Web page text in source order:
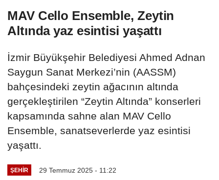
MAV Cello Ensemble, Zeytin
Altında yaz esintisi yaşattı
İzmir Büyükşehir Belediyesi Ahmed Adnan
Saygun Sanat Merkezi’nin (AASSM)
bahçesindeki zeytin ağacının altında
gerçekleştirilen “Zeytin Altında” konserleri
kapsamında sahne alan MAV Cello
Ensemble, sanatseverlerde yaz esintisi
yaşattı.
ŞEHIR 29 Temmuz 2025 - 11:22